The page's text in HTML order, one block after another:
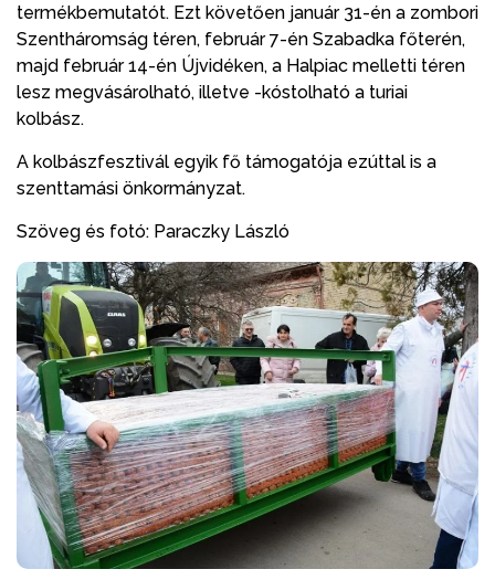
termékbemutatót. Ezt követően január 31-én a zombori
Szentháromság téren, február 7-én Szabadka főterén,
majd február 14-én Újvidéken, a Halpiac melletti téren
lesz megvásárolható, illetve -kóstolható a turiai
kolbász.
A kolbászfesztivál egyik fő támogatója ezúttal is a
szenttamási önkormányzat.
Szöveg és fotó: Paraczky László